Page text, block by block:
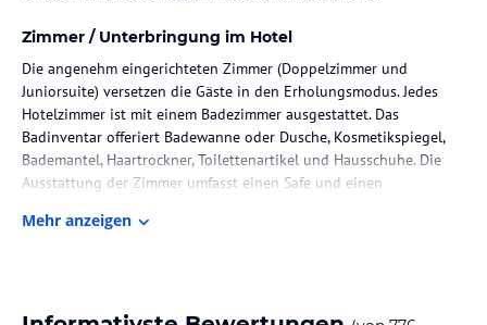
Zimmer / Unterbringung im Hotel
Die angenehm eingerichteten Zimmer (Doppelzimmer und
Juniorsuite) versetzen die Gäste in den Erholungsmodus. Jedes
Hotelzimmer ist mit einem Badezimmer ausgestattet. Das
Badinventar offeriert Badewanne oder Dusche, Kosmetikspiegel,
Bademantel, Haartrockner, Toilettenartikel und Hausschuhe. Die
Ausstattung der Zimmer umfasst einen Safe und einen
Ihrer Verfügung. Ein Telefon und ein Fernseher vervollständigen
Zimmer und Raucherzimmer.
Mehr anzeigen